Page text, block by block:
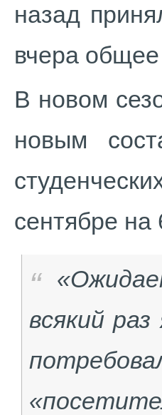
назад
вчера
В новом
новым
сентябре на
всякий